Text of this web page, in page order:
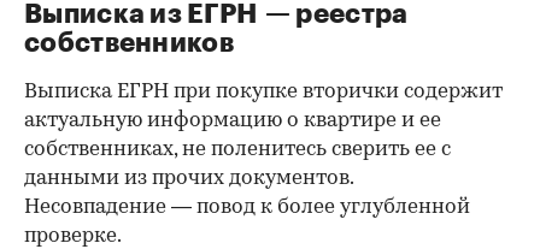
Выписка из ЕГРН — реестра
собственников
Выписка ЕГРН при покупке вторички содержит
актуальную информацию о квартире и ее
собственниках, не поленитесь сверить ее с
данными из прочих документов.
Несовпадение — повод к более углубленной
проверке.